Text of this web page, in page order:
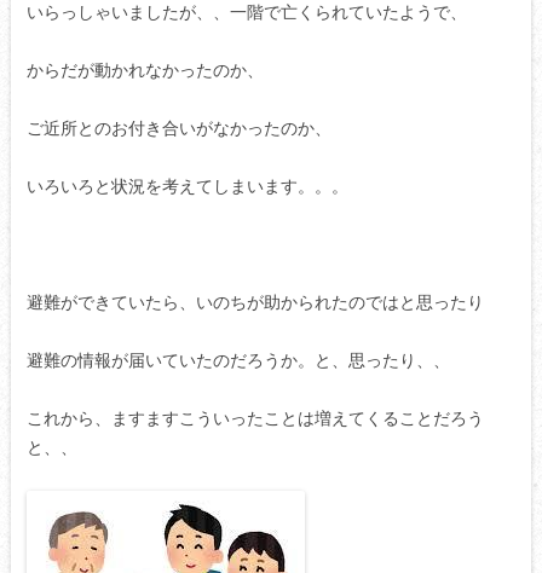
いらっしゃいましたが、、一階で亡くられていたようで、
からだが動かれなかったのか、
ご近所とのお付き合いがなかったのか、
いろいろと状況を考えてしまいます。。。
避難ができていたら、いのちが助かられたのではと思ったり
避難の情報が届いていたのだろうか。と、思ったり、、
これから、ますますこういったことは増えてくることだろう
と、、